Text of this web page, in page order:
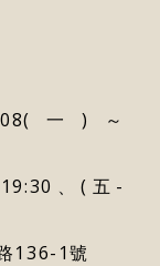
一)～
、(五-
136-1號